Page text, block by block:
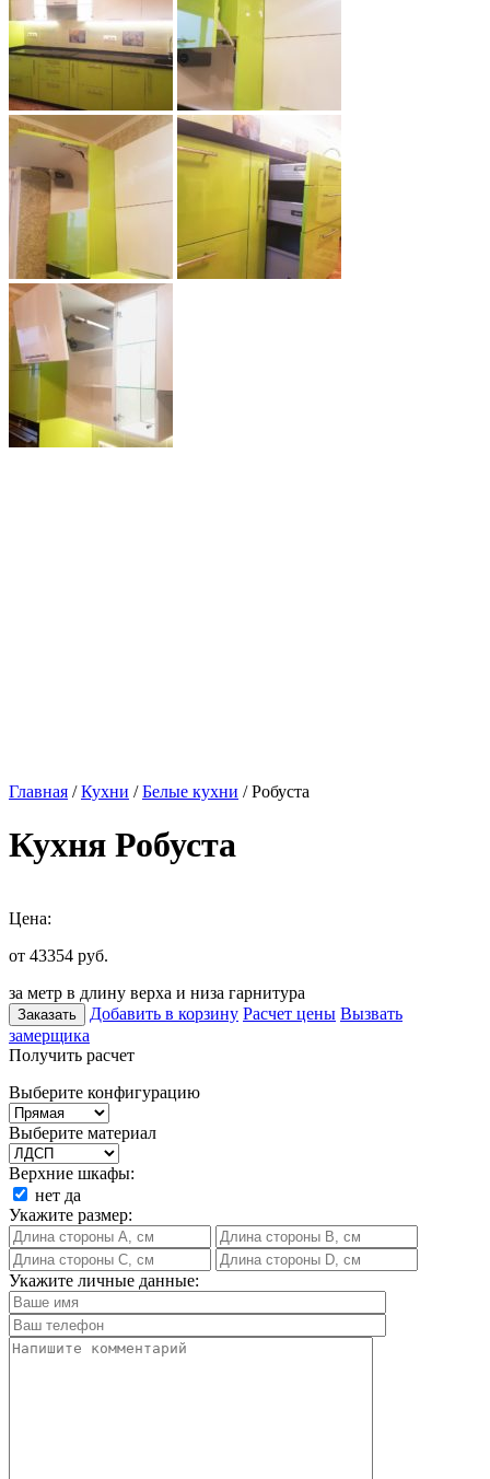
Главная /Кухни /Белые кухни / Робуста
Кухня Робуста
Цена:
от 43354 руб.
за метр в длину верха и низа гарнитура
Заказать Добавить в корзину Расчет цены Вызвать
замерщика
Получить расчет
Выберите конфигурацию
Выберите материал
Верхние шкафы:
нет да
Укажите размер:
Укажите личные данные: